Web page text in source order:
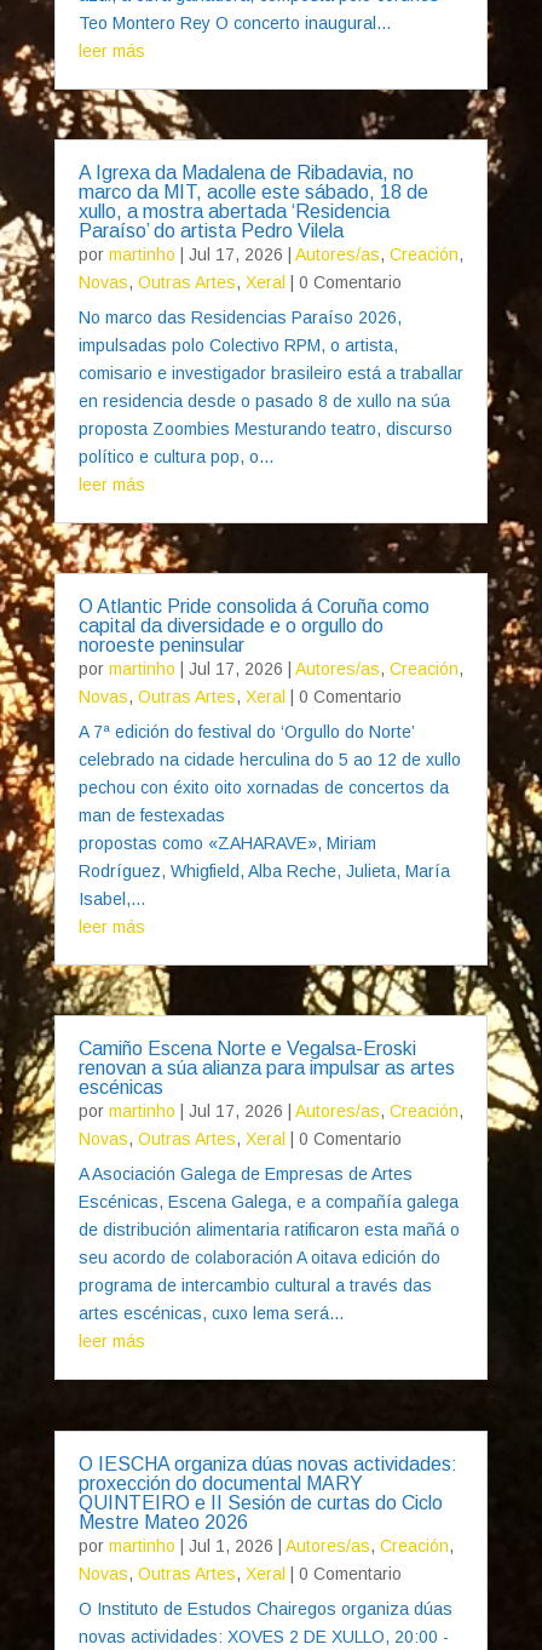
Teo Montero Rey O concerto inaugural...
leer más
A Igrexa da Madalena de Ribadavia, no
marco da MIT, acolle este sábado, 18 de
xullo, a mostra abertada ‘Residencia
Paraíso’ do artista Pedro Vilela
por martinho Jul 17, 2026 Autores/as, Creación,
Novas, Outras Artes, Xeral
| 0 Comentario
No marco das Residencias Paraíso 2026,
impulsadas polo Colectivo RPM, o artista,
comisario e investigador brasileiro está a traballar
en residencia desde o pasado 8 de xullo na súa
proposta Zoombies Mesturando teatro, discurso
político e cultura pop, o...
leer más
O Atlantic Pride consolida á Coruña como
capital da diversidade e o orgullo do
noroeste peninsular
por martinho Jul 17, 2026 Autores/as, Creación,
Novas, Outras Artes, Xeral
| 0 Comentario
A 7ª edición do festival do ‘Orgullo do Norte’
celebrado na cidade herculina do 5 ao 12 de xullo
pechou con éxito oito xornadas de concertos da
man de festexadas
propostas como «ZAHARAVE», Miriam
Rodríguez, Whigfield, Alba Reche, Julieta, María
Isabel,...
leer más
Camiño Escena Norte e Vegalsa-Eroski
renovan a súa alianza para impulsar as artes
escénicas
por martinho Jul 17, 2026 Autores/as, Creación,
Novas, Outras Artes, Xeral
| 0 Comentario
A Asociación Galega de Empresas de Artes
Escénicas, Escena Galega, e a compañía galega
de distribución alimentaria ratificaron esta mañá o
seu acordo de colaboración A oitava edición do
programa de intercambio cultural a través das
artes escénicas, cuxo lema será...
leer más
O IESCHA organiza dúas novas actividades:
proxección do documental MARY
QUINTEIRO e II Sesión de curtas do Ciclo
Mestre Mateo 2026
por martinho Jul 1, 2026 Autores/as, Creación,
Novas, Outras Artes, Xeral
| 0 Comentario
O Instituto de Estudos Chairegos organiza dúas
novas actividades: XOVES 2 DE XULLO, 20:00 -